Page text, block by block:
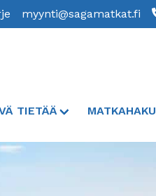
myynti@sagamatkat.fi
TIETÄÄ MATKAHAKU